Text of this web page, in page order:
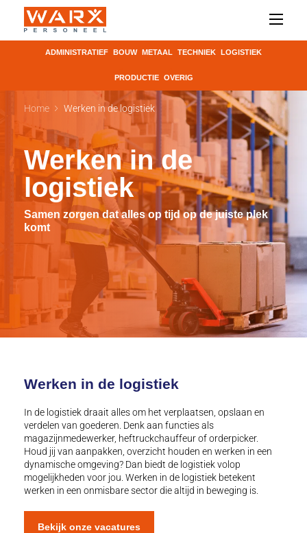
ADMINISTRATIEF BOUW METAAL TECHNIEK LOGISTIEK
PRODUCTIE OVERIG
Home Werken in de logistiek
Werken in de
logistiek
Samen zorgen dat alles op tijd op de juiste plek
komt
Werken in de logistiek
In de logistiek draait alles om het verplaatsen, opslaan en
verdelen van goederen. Denk aan functies als
magazijnmedewerker, heftruckchauffeur of orderpicker.
Houd jij van aanpakken, overzicht houden en werken in een
dynamische omgeving? Dan biedt de logistiek volop
mogelijkheden voor jou. Werken in de logistiek betekent
werken in een onmisbare sector die altijd in beweging is.
Bekijk onze vacatures